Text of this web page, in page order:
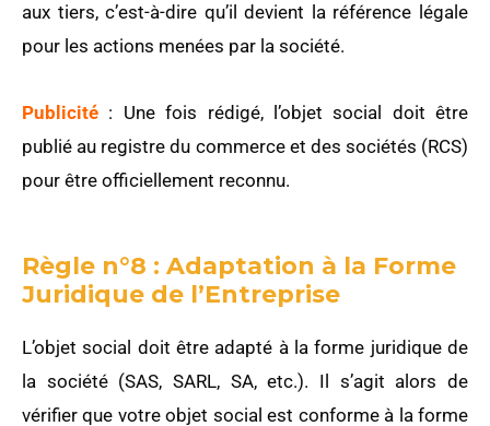
aux tiers, c’est-à-dire qu’il devient la référence légale
pour les actions menées par la société.
Publicité : Une fois rédigé, l’objet social doit être
publié au registre du commerce et des sociétés (RCS)
pour être officiellement reconnu.
Règle n°8 : Adaptation à la Forme
Juridique de l’Entreprise
L’objet social doit être adapté à la forme juridique de
la société (SAS, SARL, SA, etc.). Il s’agit alors de
vérifier que votre objet social est conforme à la forme